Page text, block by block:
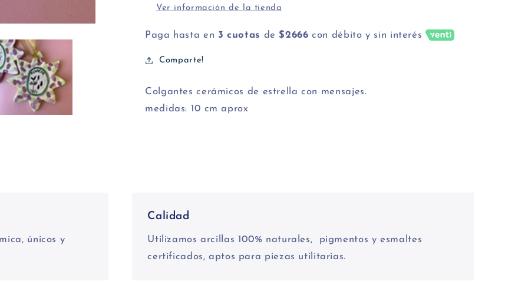
Ver información de la tienda
Paga hasta en 3 cuotas de$2666 con débito y sin interés
Comparte!
Colgantes cerámicos de estrella con mensajes.
medidas: 10 cm aprox
únicos y
Calidad
Utilizamos arcillas 100% naturales, pigmentos y esmaltes
certificados, aptos para piezas utilitarias.